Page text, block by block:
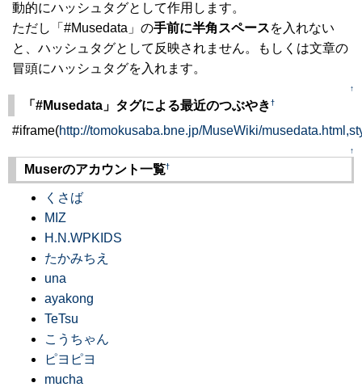
動的にハッシュタグとして作用します。
ただし「#Musedata」の手前に半角スペースを入れない
と、ハッシュタグとして反映されません。もしくは文章の
冒頭にハッシュタグを入れます。
↑
「#Musedata」タグによる最近のつぶやき †
#iframe(http://tomokusaba.bne.jp/MuseWiki/
↑
Muserのアカウント一覧†
くさば
MIZ
H.N.WPKIDS
たかみちえ
una
ayakong
TeTsu
こうちゃん
ピヨピヨ
mucha